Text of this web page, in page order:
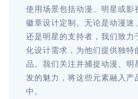
使用场景包括动漫、明星或影
徽章设计定制。无论是动漫迷
还是明星的支持者，我们致力
化设计需求，为他们提供独特
品。我们关注并捕捉动漫、明
发的魅力，将这些元素融入产
中。